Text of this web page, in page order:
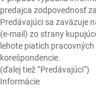
predajca zodpovednosť
Predávajúci sa zaväzuje
(e-mail) zo strany
lehote piatich
korešpondencie.
(ďalej tiež “Predávajúci“)
Informácie